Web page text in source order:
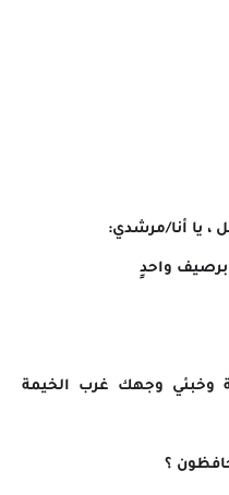
، يا أنا/مرشدي:
واحدٍ
وخبئي وجهك غرب الخيمة
؟